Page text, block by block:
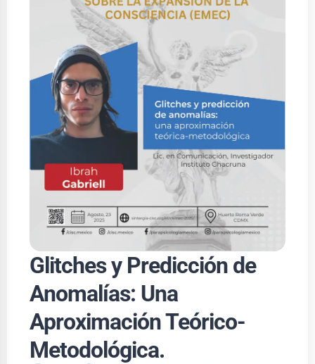
Glitches y Predicción de
Anomalías: Una
Aproximación Teórico-
Metodológica.